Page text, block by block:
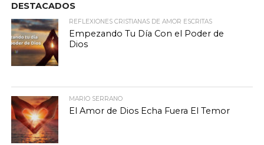
DESTACADOS
REFLEXIONES CRISTIANAS DE AMOR ESCRITAS
Empezando Tu Día Con el Poder de
Dios
MARIO SERRANO
El Amor de Dios Echa Fuera El Temor